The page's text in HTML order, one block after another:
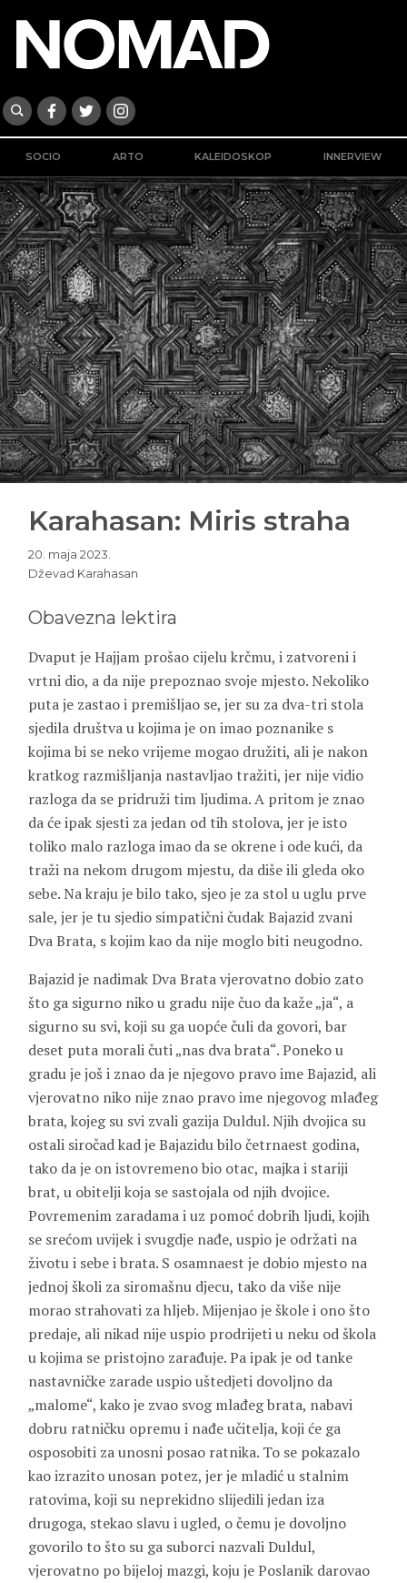
SOCIO ARTO KALEIDOSKOP INNERVIEW
Karahasan: Miris straha
20. maja 2023.
Dževad Karahasan
Obavezna lektira
Dvaput je Hajjam prošao cijelu krčmu, i zatvoreni i
vrtni dio, a da nije prepoznao svoje mjesto. Nekoliko
puta je zastao i premišljao se, jer su za dva-tri stola
sjedila društva u kojima je on imao poznanike s
kojima bi se neko vrijeme mogao družiti, ali je nakon
kratkog razmišljanja nastavljao tražiti, jer nije vidio
razloga da se pridruži tim ljudima. A pritom je znao
da će ipak sjesti za jedan od tih stolova, jer je isto
toliko malo razloga imao da se okrene i ode kući, da
traži na nekom drugom mjestu, da diše ili gleda oko
sebe. Na kraju je bilo tako, sjeo je za stol u uglu prve
sale, jer je tu sjedio simpatični čudak Bajazid zvani
Dva Brata, s kojim kao da nije moglo biti neugodno.
Bajazid je nadimak Dva Brata vjerovatno dobio zato
što ga sigurno niko u gradu nije čuo da kaže „ja“, a
sigurno su svi, koji su ga uopće čuli da govori, bar
deset puta morali čuti „nas dva brata“. Poneko u
gradu je još i znao da je njegovo pravo ime Bajazid, ali
vjerovatno niko nije znao pravo ime njegovog mlađeg
brata, kojeg su svi zvali gazija Duldul. Njih dvojica su
ostali siročad kad je Bajazidu bilo četrnaest godina,
tako da je on istovremeno bio otac, majka i stariji
brat, u obitelji koja se sastojala od njih dvojice.
Povremenim zaradama i uz pomoć dobrih ljudi, kojih
se srećom uvijek i svugdje nađe, uspio je održati na
životu i sebe i brata. S osamnaest je dobio mjesto na
jednoj školi za siromašnu djecu, tako da više nije
morao strahovati za hljeb. Mijenjao je škole i ono što
predaje, ali nikad nije uspio prodrijeti u neku od škola
u kojima se pristojno zarađuje. Pa ipak je od tanke
nastavničke zarade uspio uštedjeti dovoljno da
„malome“, kako je zvao svog mlađeg brata, nabavi
dobru ratničku opremu i nađe učitelja, koji će ga
osposobiti za unosni posao ratnika. To se pokazalo
kao izrazito unosan potez, jer je mladić u stalnim
ratovima, koji su neprekidno slijedili jedan iza
drugoga, stekao slavu i ugled, o čemu je dovoljno
govorilo to što su ga suborci nazvali Duldul,
vjerovatno po bijeloj mazgi, koju je Poslanik darovao